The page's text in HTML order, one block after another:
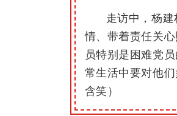
走访中 ， 杨建
情、带着责任关
员特别是困难党
常生活中要对他
含笑 ）